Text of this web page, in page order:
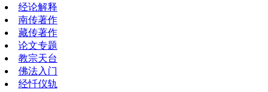
经论解释
南传著作
藏传著作
论文专题
教宗天台
佛法入门
经忏仪轨